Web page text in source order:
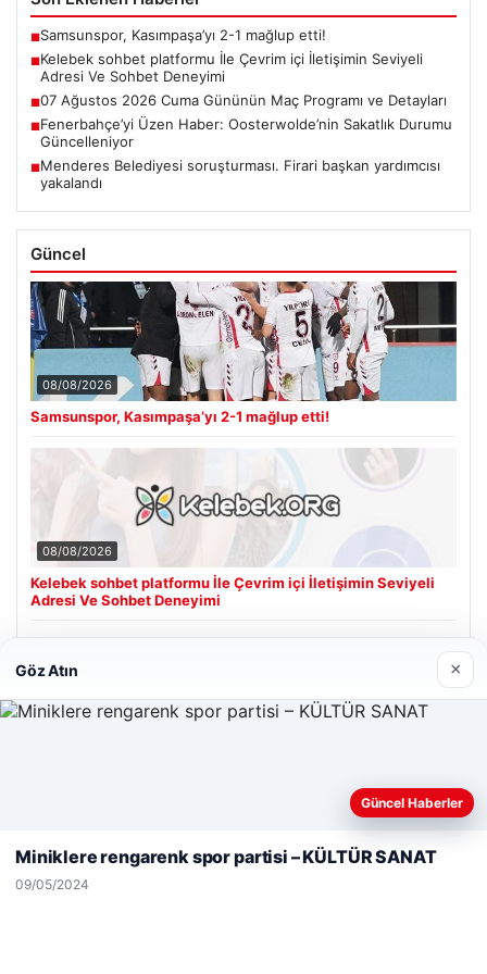
■Samsunspor, Kasımpaşa’yı 2-1 mağlup etti!
■Kelebek sohbet platformu İle Çevrim içi İletişimin Seviyeli
Adresi Ve Sohbet Deneyimi
■07 Ağustos 2026 Cuma Gününün Maç Programı ve Detayları
■Fenerbahçe’yi Üzen Haber: Oosterwolde’nin Sakatlık Durumu
Güncelleniyor
■Menderes Belediyesi soruşturması. Firari başkan yardımcısı
yakalandı
Güncel
08/08/2026
Samsunspor, Kasımpaşa’yı 2-1 mağlup etti!
08/08/2026
Kelebek sohbet platformu İle Çevrim içi İletişimin Seviyeli
Adresi Ve Sohbet Deneyimi
Web sitemizi nasıl kullandığınızı daha iyi anlayabilmek,
deneyiminizi kişiselleştirmek ve geliştirmek amacıyla çerezler
Kabul Et
Göz Atın ×
Güncel Haberler
Miniklere rengarenk spor partisi – KÜLTÜR SANAT
09/05/2024